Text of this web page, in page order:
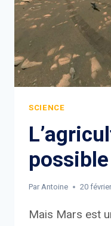
SCIENCE
Par Antoine 20
Mais Mars est